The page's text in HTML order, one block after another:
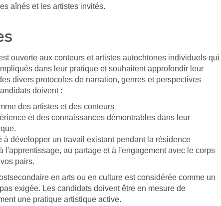
aînés et les artistes invités.
ouverte aux conteurs et artistes autochtones individuels qui
dans leur pratique et souhaitent approfondir leur
divers protocoles de narration, genres et perspectives
doivent :
des artistes et des conteurs
et des connaissances démontrables dans leur
à développer un travail existant pendant la résidence
l'apprentissage, au partage et à l'engagement avec le corps
pairs.
en arts ou en culture est considérée comme un
exigée. Les candidats doivent être en mesure de
une pratique artistique active.